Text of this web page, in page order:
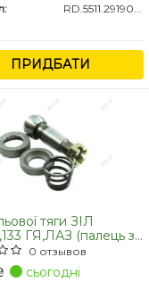
ПРИДБАТИ
тяги ЗІЛ
ГЯ,ЛАЗ (палець з
(RIDER)
0 отзывов
сьогодні